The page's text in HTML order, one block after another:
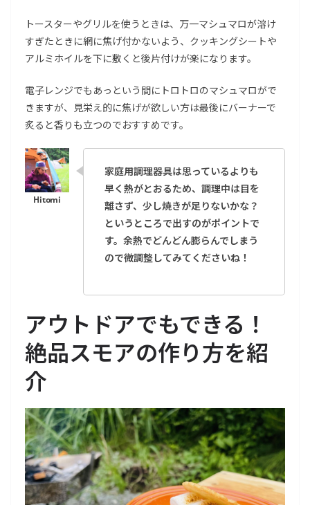
トースターやグリルを使うときは、万一マシュマロが溶け
すぎたときに網に焦げ付かないよう、クッキングシートや
アルミホイルを下に敷くと後片付けが楽になります。
電子レンジでもあっという間にトロトロのマシュマロがで
きますが、見栄え的に焦げが欲しい方は最後にバーナーで
炙ると香りも立つのでおすすめです。
家庭用調理器具は思っているよりも
早く熱がとおるため、調理中は目を
離さず、少し焼きが足りないかな？
というところで出すのがポイントで
す。余熱でどんどん膨らんでしまう
ので微調整してみてくださいね！
アウトドアでもできる！
絶品スモアの作り方を紹
介